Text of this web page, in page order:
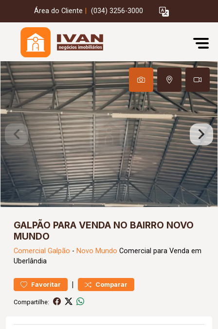
Área do Cliente (034) 3256-3000
GALPÃO PARA VENDA NO BAIRRO NOVO
MUNDO
Comercial Galpão - Novo Mundo Comercial para Venda em
Uberlândia
Favoritar | Comparar
Compartilhe: